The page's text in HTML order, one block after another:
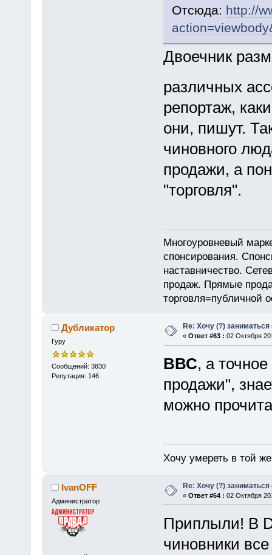
Отсюда: http://
Двоечник
различных
репортаж,
они, пишут.
чиновного
продажи, а
"торговля".
Многоуровневый
спонсирования.
наставничество.
продаж. Прямые
торговля=публичной
Дубликатор
Гуру
Сообщений: 3830
Репутация: 146
Re: Хочу (?)
« Ответ #63 : 02 Октября
ВВС, а
продажи",
можно
Хочу умереть в той
IvanOFF
Администратор
Re: Хочу (?)
« Ответ #64 : 02 Октября
Приплыли! В
чиновники